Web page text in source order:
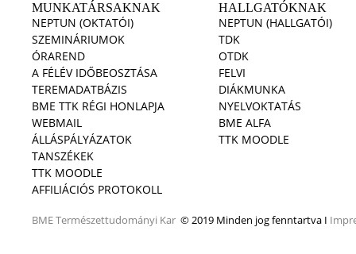
MUNKATÁRSAKNAK
NEPTUN (OKTATÓI)
SZEMINÁRIUMOK
ÓRAREND
A FÉLÉV IDŐBEOSZTÁSA
TEREMADATBÁZIS
BME TTK RÉGI HONLAPJA
WEBMAIL
ÁLLÁSPÁLYÁZATOK
TANSZÉKEK
TTK MOODLE
AFFILIÁCIÓS PROTOKOLL
BMETermészettudományi Kar © 2019 Minden jog fenntartva I
HALLGATÓKNAK
NEPTUN (HALLGATÓI)
TDK
OTDK
FELVI
DIÁKMUNKA
NYELVOKTATÁS
BME ALFA
TTK MOODLE